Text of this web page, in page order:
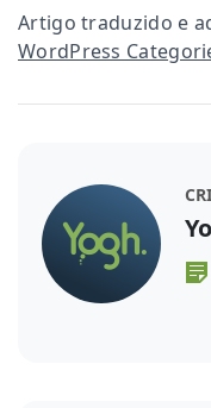
Artigo traduzido e
WordPress